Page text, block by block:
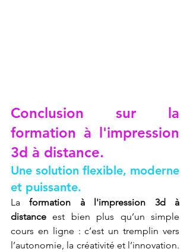
Conclusion sur la
formation à l'impression
3d à distance.
Une solution flexible, moderne
et puissante.
La formation à l'impression 3d à
distance est bien plus qu’un simple
cours en ligne : c’est un tremplin vers
l’autonomie, la créativité et l’innovation.